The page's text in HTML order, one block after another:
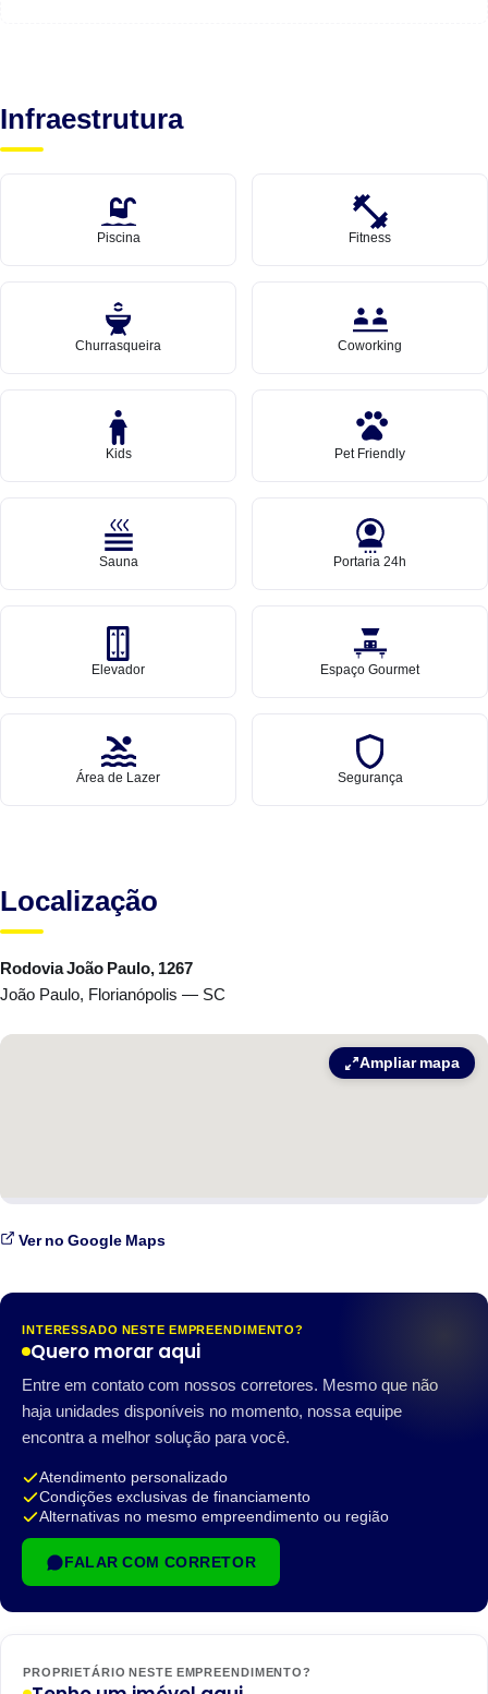
Infraestrutura
Piscina Fitness
Churrasqueira Coworking
Kids Pet Friendly
Sauna Portaria 24h
Elevador Espaço Gourmet
Área de Lazer Segurança
Localização
Rodovia João Paulo, 1267
João Paulo, Florianópolis — SC
Ampliar mapa
Ver no Google Maps
INTERESSADO NESTE EMPREENDIMENTO?
Quero morar aqui
Entre em contato com nossos corretores. Mesmo que não
haja unidades disponíveis no momento, nossa equipe
encontra a melhor solução para você.
Atendimento personalizado
Condições exclusivas de financiamento
Alternativas no mesmo empreendimento ou região
FALAR COM CORRETOR
PROPRIETÁRIO NESTE EMPREENDIMENTO?